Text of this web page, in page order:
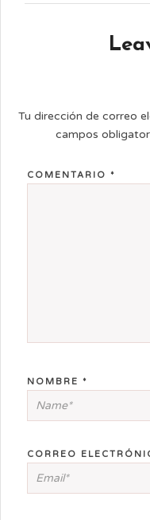
Tu dirección de correo
campos
COMENTARIO *
NOMBRE *
CORREO